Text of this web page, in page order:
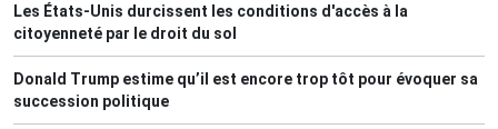
Les États-Unis durcissent les conditions d'accès à la
citoyenneté par le droit du sol
Donald Trump estime qu’il est encore trop tôt pour évoquer sa
succession politique